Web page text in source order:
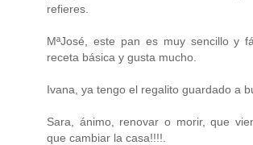
refieres.
MªJosé, este pan es muy sencillo y
receta básica y gusta mucho.
Ivana, ya tengo el regalito guardado a
Sara, ánimo, renovar o morir, que
que cambiar la casa!!!!.